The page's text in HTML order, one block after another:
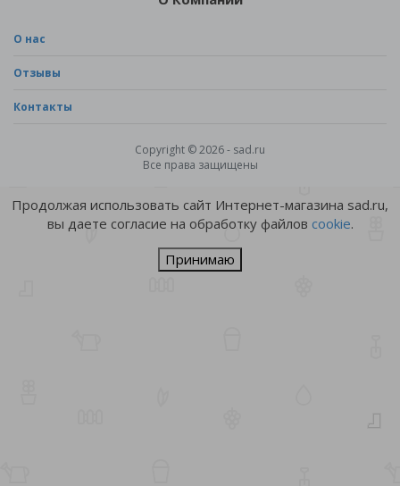
О нас
Отзывы
Контакты
Copyright © 2026 - sad.ru
Все права защищены
Продолжая использовать сайт Интернет-магазина sad.ru,
вы даете согласие на обработку файлов cookie.
Принимаю